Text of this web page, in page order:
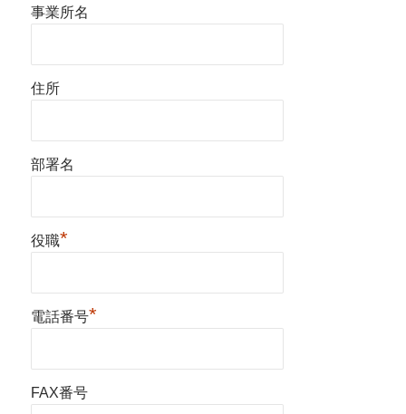
事業所名
住所
部署名
役職*
電話番号*
FAX番号